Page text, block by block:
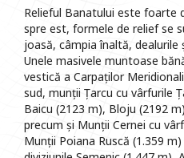
Relieful Banatului este foarte
spre est, formele de relief se
joasă, câmpia înaltă, dealurile
Unele masivele muntoase
vestică a Carpaților
sud, munții Țarcu cu vârfurile
Baicu (2123 m), Bloju (2192
precum și Munții Cernei cu
Munții Poiana Ruscă (1.359